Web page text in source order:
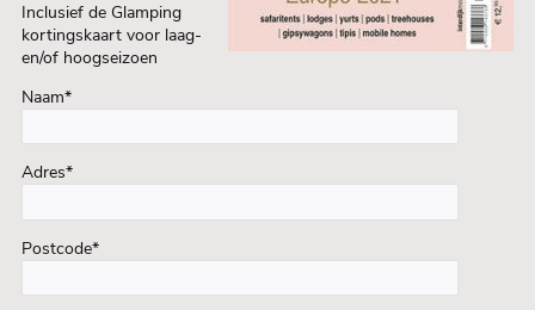
Inclusief de Glamping
kortingskaart voor laag-
en/of hoogseizoen
Naam*
Adres*
Postcode*